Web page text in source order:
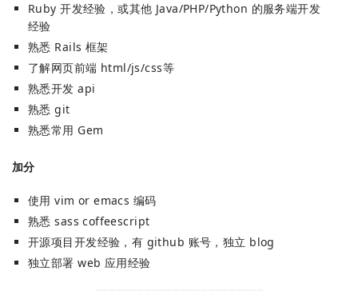
Ruby 开发经验，或其他 Java/PHP/Python 的服务端开发
经验
熟悉 Rails 框架
了解网页前端 html/js/css等
熟悉开发 api
熟悉 git
熟悉常用 Gem
加分
使用 vim or emacs 编码
熟悉 sass coffeescript
开源项目开发经验，有 github 账号，独立 blog
独立部署 web 应用经验